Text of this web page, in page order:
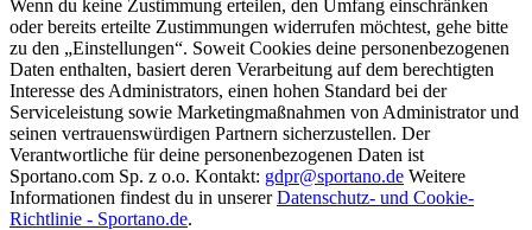
Wenn du keine Zustimmung erteilen, den Umfang einschränken
oder bereits erteilte Zustimmungen widerrufen möchtest, gehe bitte
zu den „Einstellungen“. Soweit Cookies deine personenbezogenen
Daten enthalten, basiert deren Verarbeitung auf dem berechtigten
Interesse des Administrators, einen hohen Standard bei der
Serviceleistung sowie Marketingmaßnahmen von Administrator und
seinen vertrauenswürdigen Partnern sicherzustellen. Der
Verantwortliche für deine personenbezogenen Daten ist
Sportano.com Sp. z o.o. Kontakt: gdpr@sportano.de Weitere
Informationen findest du in unsererDatenschutz- und Cookie-
Richtlinie - Sportano.de.